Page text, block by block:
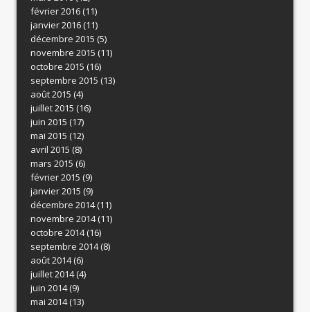
février 2016(11)
janvier 2016(11)
décembre 2015 (5)
novembre 2015 (11)
octobre 2015 (16)
septembre 2015 (13)
août 2015 (4)
juillet 2015 (16)
juin 2015 (17)
mai 2015 (12)
avril 2015 (8)
mars 2015 (6)
février 2015 (9)
janvier 2015 (9)
décembre 2014(11)
novembre 2014(11)
octobre 2014(16)
septembre 2014(8)
août 2014(6)
juillet 2014(4)
juin 2014(9)
mai 2014(13)